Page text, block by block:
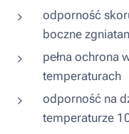
odporność
boczne
pełna ochrona
temperaturach
odporność na
temperaturze